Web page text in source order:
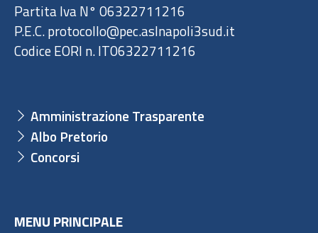
Partita Iva N° 06322711216
P.E.C. protocollo@pec.aslnapoli3sud.it
Codice EORI n. IT06322711216
Amministrazione Trasparente
Albo Pretorio
Concorsi
MENU PRINCIPALE